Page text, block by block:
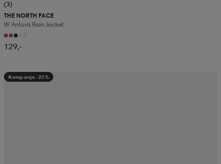
(3)
THE NORTH FACE
W Antora Rain Jacket
+2
129,-
Kampanja -25%